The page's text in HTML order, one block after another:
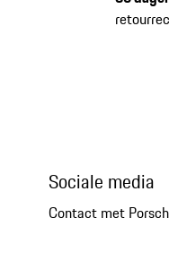
Sociale media
Contact met